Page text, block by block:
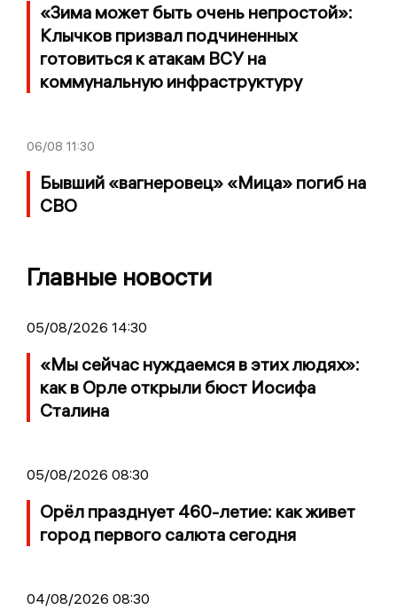
«Зима может быть очень непростой»:
Клычков призвал подчиненных
готовиться к атакам ВСУ на
коммунальную инфраструктуру
06/08 11:30
Бывший «вагнеровец» «Мица» погиб на
СВО
Главные новости
05/08/2026 14:30
«Мы сейчас нуждаемся в этих людях»:
как в Орле открыли бюст Иосифа
Сталина
05/08/2026 08:30
Орёл празднует 460-летие: как живет
город первого салюта сегодня
04/08/2026 08:30